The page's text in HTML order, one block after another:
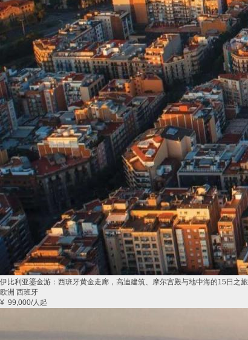
伊比利亚鎏金游：西班牙黄金走廊，高迪建筑、摩尔宫殿与地中海的15日之旅
欧洲 西班牙
¥ 99,000/人起